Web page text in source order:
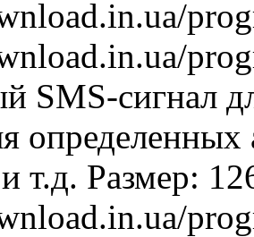
SMS-сигнал
определенных
т.д. Размер: